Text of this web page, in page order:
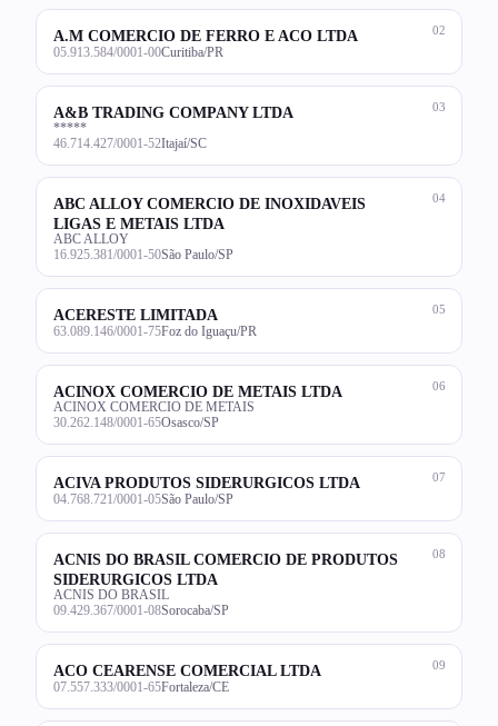
02
A.M COMERCIO DE FERRO E ACO LTDA
05.913.584/0001-00Curitiba/PR
03
A&B TRADING COMPANY LTDA
*****
46.714.427/0001-52Itajaí/SC
04
ABC ALLOY COMERCIO DE INOXIDAVEIS
LIGAS E METAIS LTDA
ABC ALLOY
16.925.381/0001-50São Paulo/SP
05
ACERESTE LIMITADA
63.089.146/0001-75Foz do Iguaçu/PR
06
ACINOX COMERCIO DE METAIS LTDA
ACINOX COMERCIO DE METAIS
30.262.148/0001-65Osasco/SP
07
ACIVA PRODUTOS SIDERURGICOS LTDA
04.768.721/0001-05São Paulo/SP
08
ACNIS DO BRASIL COMERCIO DE PRODUTOS
SIDERURGICOS LTDA
ACNIS DO BRASIL
09.429.367/0001-08Sorocaba/SP
09
ACO CEARENSE COMERCIAL LTDA
07.557.333/0001-65Fortaleza/CE